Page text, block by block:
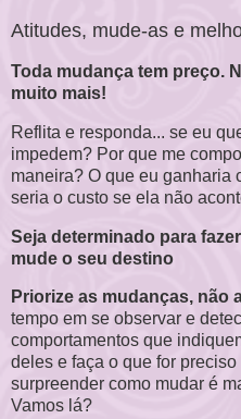
Atitudes, mude-as e
Toda mudança tem preço.
muito mais!
Reflita e responda... se eu
impedem? Por que me
maneira? O que eu ganharia
seria o custo se ela não
Seja determinado para
mude o seu destino
Priorize as mudanças, não
tempo em se observar e
comportamentos que
deles e faça o que for
surpreender como mudar é
Vamos lá?